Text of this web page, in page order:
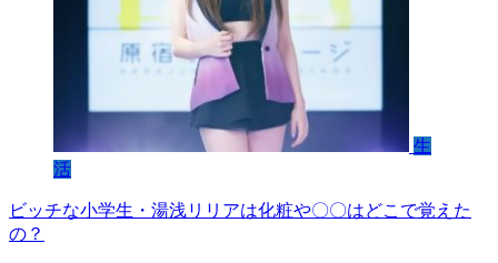
生
活
ビッチな小学生・湯浅リリアは化粧や〇〇はどこで覚えた
の？